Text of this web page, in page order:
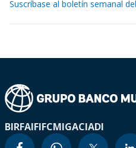
Suscríbase al boletín semanal
BIRFAIFIFCMIGACIADI